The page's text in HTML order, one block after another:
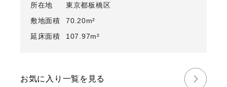
所在地
東京都板橋区
敷地面積
70.20m²
延床面積
107.97m²
お気に入り一覧を見る